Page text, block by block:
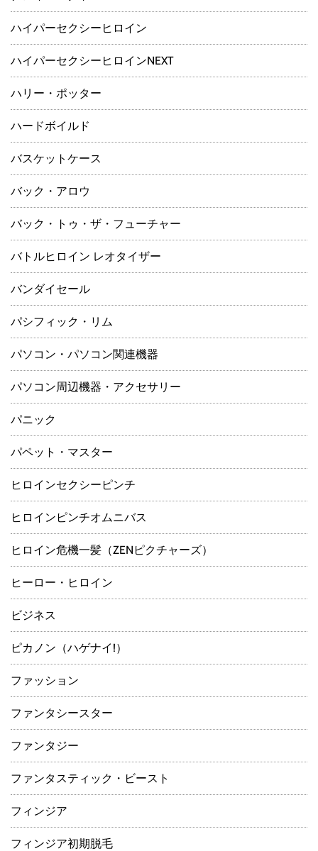
ハイパーセクシーヒロイン
ハイパーセクシーヒロインNEXT
ハリー・ポッター
ハードボイルド
バスケットケース
バック・アロウ
バック・トゥ・ザ・フューチャー
バトルヒロイン レオタイザー
バンダイセール
パシフィック・リム
パソコン・パソコン関連機器
パソコン周辺機器・アクセサリー
パニック
パペット・マスター
ヒロインセクシーピンチ
ヒロインピンチオムニバス
ヒロイン危機一髪（ZENピクチャーズ）
ヒーロー・ヒロイン
ビジネス
ピカノン（ハゲナイ!）
ファッション
ファンタシースター
ファンタジー
ファンタスティック・ビースト
フィンジア
フィンジア初期脱毛